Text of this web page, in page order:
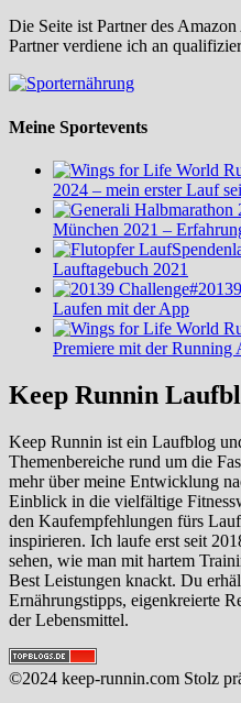
Die Seite ist Partner des
Partner verdiene ich an
Meine Sportevents
2024 – mein erster Lauf
München 2021 –
Lauftagebuch 2021
Laufen mit der App
Premiere mit der Running
Keep Runnin
Keep Runnin ist ein Laufblog
Themenbereiche rund um die
mehr über meine Entwicklung
Einblick in die vielfältige
den Kaufempfehlungen fürs
inspirieren. Ich laufe erst seit
sehen, wie man mit hartem
Best Leistungen knackt. Du
Ernährungstipps, eigenkreierte
der Lebensmittel.
©2024 keep-runnin.com Stolz